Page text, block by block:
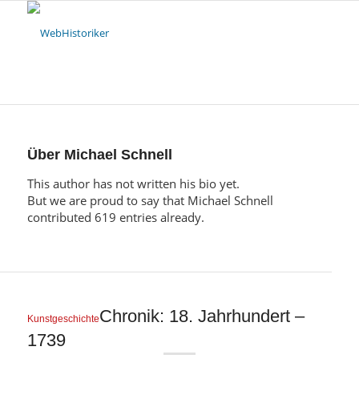
Über Michael Schnell
This author has not written his bio yet.
But we are proud to say that Michael Schnell
contributed 619 entries already.
KunstgeschichteChronik: 18. Jahrhundert –
1739